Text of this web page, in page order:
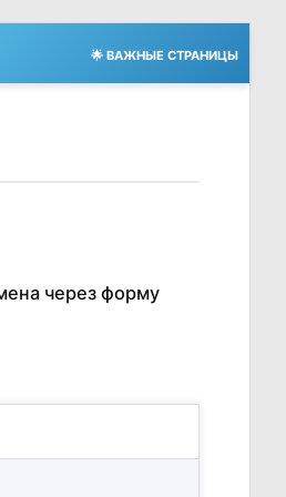
🌟 ВАЖНЫЕ СТРАНИЦЫ
через форму